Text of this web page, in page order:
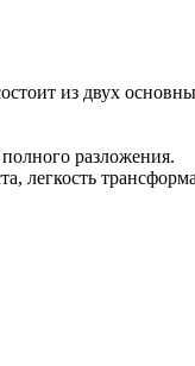
из двух
разложения.
легкость